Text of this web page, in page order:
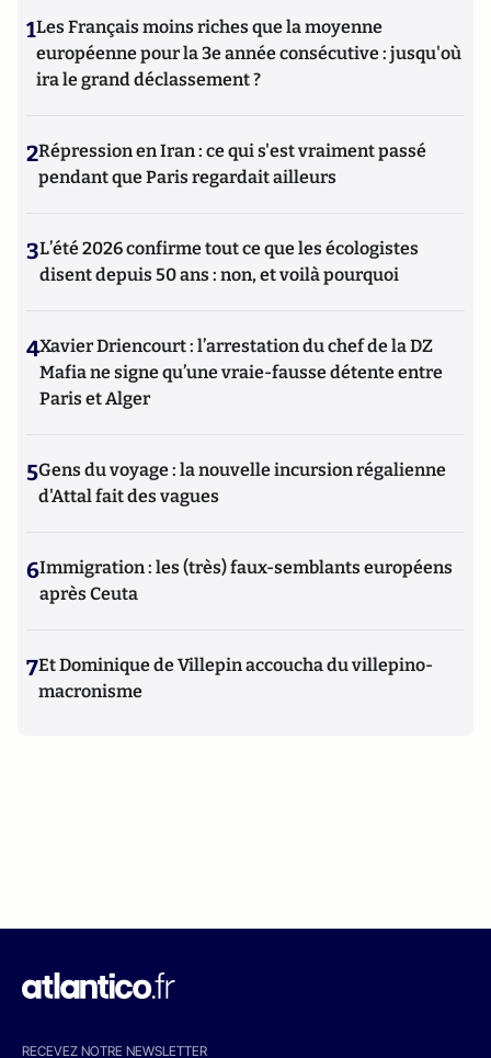
1Les Français moins riches que la moyenne
européenne pour la 3e année consécutive : jusqu'où
ira le grand déclassement ?
2Répression en Iran : ce qui s'est vraiment passé
pendant que Paris regardait ailleurs
3L’été 2026 confirme tout ce que les écologistes
disent depuis 50 ans : non, et voilà pourquoi
4Xavier Driencourt : l’arrestation du chef de la DZ
Mafia ne signe qu’une vraie-fausse détente entre
Paris et Alger
5Gens du voyage : la nouvelle incursion régalienne
d'Attal fait des vagues
6Immigration : les (très) faux-semblants européens
après Ceuta
7Et Dominique de Villepin accoucha du villepino-
macronisme
RECEVEZ NOTRE NEWSLETTER